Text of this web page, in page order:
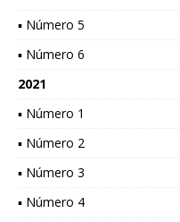
▪ Número 5
▪ Número 6
2021
▪ Número 1
▪ Número 2
▪ Número 3
▪ Número 4